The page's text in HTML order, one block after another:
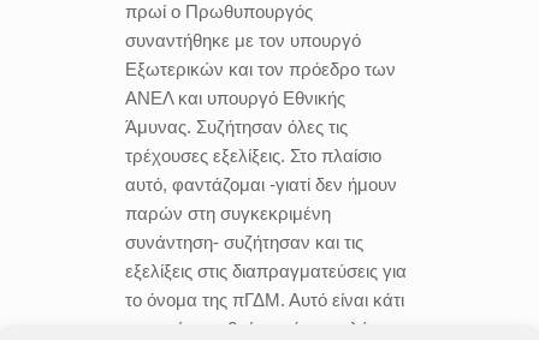
πρωί ο Πρωθυπουργός
συναντήθηκε με τον υπουργό
Εξωτερικών και τον πρόεδρο των
ΑΝΕΛ και υπουργό Εθνικής
Άμυνας. Συζήτησαν όλες τις
τρέχουσες εξελίξεις. Στο πλαίσιο
αυτό, φαντάζομαι -γιατί δεν ήμουν
παρών στη συγκεκριμένη
συνάντηση- συζήτησαν και τις
εξελίξεις στις διαπραγματεύσεις για
το όνομα της πΓΔΜ. Αυτό είναι κάτι
το οποίο συμβαίνει πάρα πολύ